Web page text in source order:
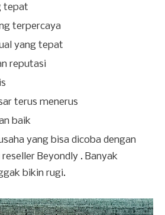
tepat
terpercaya
yang tepat
reputasi
terus menerus
baik
yang bisa dicoba dengan
Beyondly . Banyak
bikin rugi.